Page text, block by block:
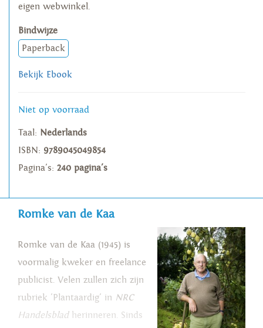
eigen webwinkel.
Bindwijze
Paperback
Bekijk Ebook
Niet op voorraad
Taal: Nederlands
ISBN: 9789045049854
Pagina's: 240 pagina's
Romke van de Kaa
Romke van de Kaa (1945) is
voormalig kweker en freelance
publicist. Velen zullen zich zijn
rubriek 'Plantaardig' in NRC
Handelsbladherinneren. Sinds